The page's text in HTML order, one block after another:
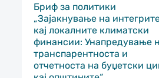
Бриф за политики
„Зајакнување на
кај локалните климатски
финансии: Унапредување
транспарентноста и
отчетноста на буџетски